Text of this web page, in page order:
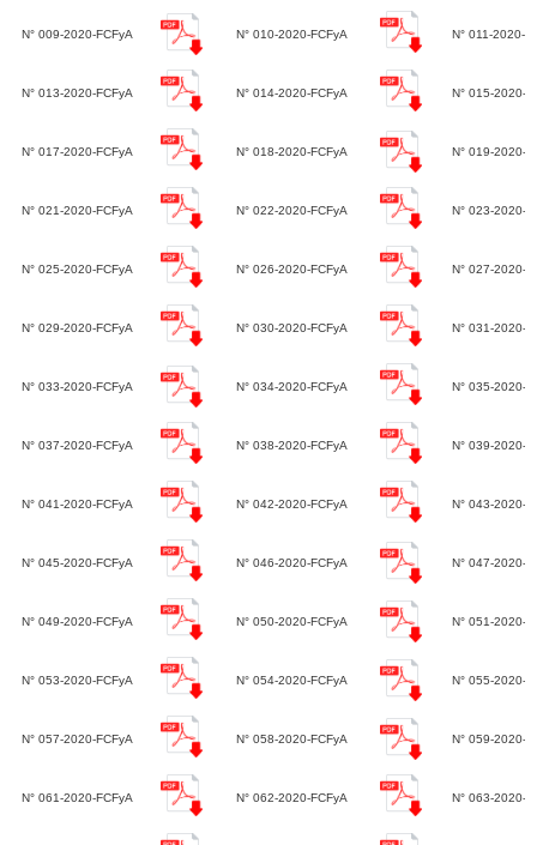
N° 009-2020-FCFyA N° 010-2020-FCFyA N° 011-2020-
N° 013-2020-FCFyA N° 014-2020-FCFyA N° 015-2020-
N° 017-2020-FCFyA N° 018-2020-FCFyA N° 019-2020-
N° 021-2020-FCFyA N° 022-2020-FCFyA N° 023-2020-
N° 025-2020-FCFyA N° 026-2020-FCFyA N° 027-2020-
N° 029-2020-FCFyA N° 030-2020-FCFyA N° 031-2020-
N° 033-2020-FCFyA N° 034-2020-FCFyA N° 035-2020-
N° 037-2020-FCFyA N° 038-2020-FCFyA N° 039-2020-
N° 041-2020-FCFyA N° 042-2020-FCFyA N° 043-2020-
N° 045-2020-FCFyA N° 046-2020-FCFyA N° 047-2020-
N° 049-2020-FCFyA N° 050-2020-FCFyA N° 051-2020-
N° 053-2020-FCFyA N° 054-2020-FCFyA N° 055-2020-
N° 057-2020-FCFyA N° 058-2020-FCFyA N° 059-2020-
N° 061-2020-FCFyA N° 062-2020-FCFyA N° 063-2020-